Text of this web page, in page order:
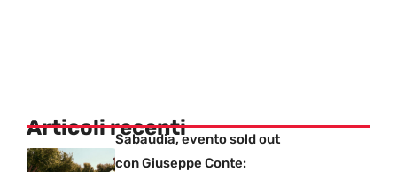
Articoli recentiSabaudia, evento sold out
con Giuseppe Conte: